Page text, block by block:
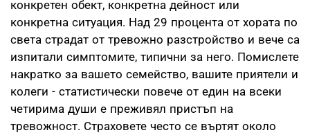
конкретен обект, конкретна дейност или
конкретна ситуация. Над 29 процента от хората по
света страдат от тревожно разстройство и вече са
изпитали симптомите, типични за него. Помислете
накратко за вашето семейство, вашите приятели и
колеги - статистически повече от един на всеки
четирима души е преживял пристъп на
тревожност. Страховете често се въртят около